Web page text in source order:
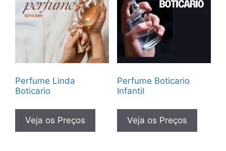
Perfume Linda
Boticario
Veja os Preços
Perfume Boticario
Infantil
Veja os Preços